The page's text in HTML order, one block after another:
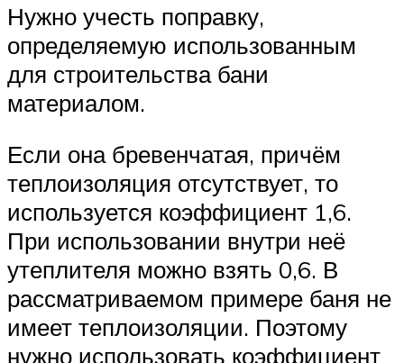
Нужно учесть поправку,
определяемую использованным
для строительства бани
материалом.
Если она бревенчатая, причём
теплоизоляция отсутствует, то
используется коэффициент 1,6.
При использовании внутри неё
утеплителя можно взять 0,6. В
рассматриваемом примере баня не
имеет теплоизоляции. Поэтому
нужно использовать коэффициент